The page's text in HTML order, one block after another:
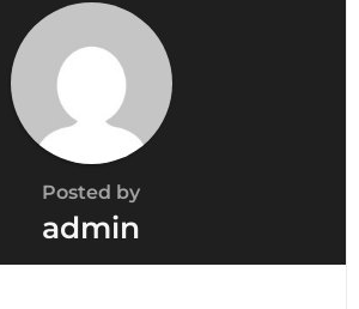
Posted by
admin